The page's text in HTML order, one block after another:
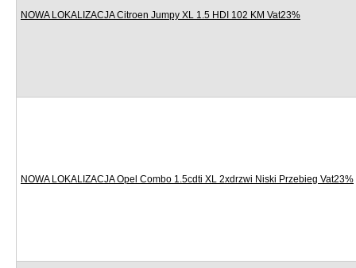
NOWA LOKALIZACJA Citroen Jumpy XL 1.5 HDI 102 KM Vat23%
NOWA LOKALIZACJA Opel Combo 1.5cdti XL 2xdrzwi Niski Przebieg Vat23%